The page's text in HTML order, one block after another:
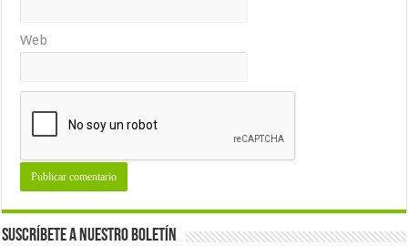
Web
Suscríbete a nuestro Boletín